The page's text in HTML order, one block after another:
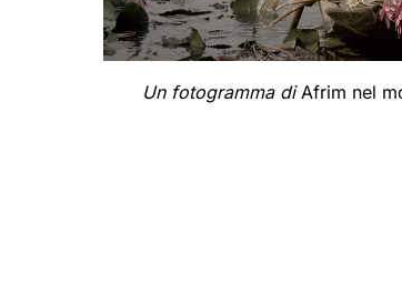
Un fotogramma diAfrim nel